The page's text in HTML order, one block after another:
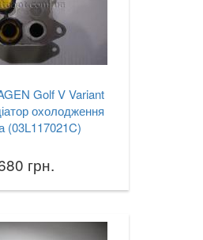
Golf V Variant
охолодження
(03L117021C)
грн.